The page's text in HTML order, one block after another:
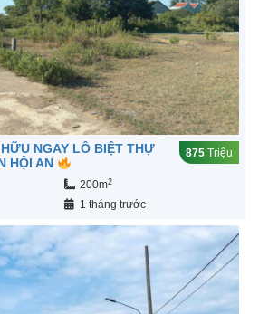
NGAY LÔ BIỆT THỰ
HỘI AN
875 Triệu
200m2
1 tháng trước